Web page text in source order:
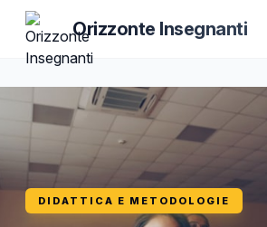
Orizzonte Insegnanti
DIDATTICA E METODOLOGIE